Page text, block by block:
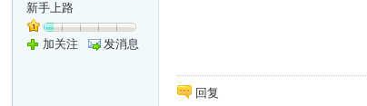
新手上路
加关注 发消息
回复